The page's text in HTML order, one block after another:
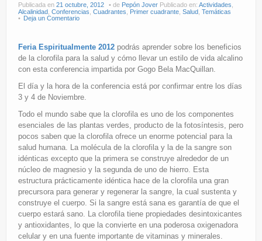
Publicada en 21 octubre, 2012 de Pepón Jover Publicado en: Actividades
Alcalinidad Conferencias Cuadrantes Primer cuadrante Salud Temáticas
Deja un Comentario
Feria Espiritualmente 2012 podrás aprender sobre los beneficios
de la clorofila para la salud y cómo llevar un estilo de vida alcalino
con esta conferencia impartida por Gogo Bela MacQuillan.
El día y la hora de la conferencia está por confirmar entre los días
3 y 4 de Noviembre.
Todo el mundo sabe que la clorofila es uno de los componentes
esenciales de las plantas verdes, producto de la fotosíntesis, pero
pocos saben que la clorofila ofrece un enorme potencial para la
salud humana. La molécula de la clorofila y la de la sangre son
idénticas excepto que la primera se construye alrededor de un
núcleo de magnesio y la segunda de uno de hierro. Esta
estructura prácticamente idéntica hace de la clorofila una gran
precursora para generar y regenerar la sangre, la cual sustenta y
construye el cuerpo. Si la sangre está sana es garantía de que el
cuerpo estará sano. La clorofila tiene propiedades desintoxicantes
y antioxidantes, lo que la convierte en una poderosa oxigenadora
celular y en una fuente importante de vitaminas y minerales.